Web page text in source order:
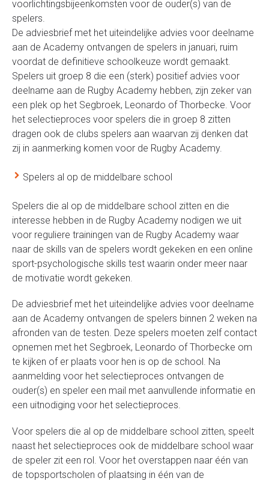
voorlichtingsbijeenkomsten voor de ouder(s) van de
spelers.
De adviesbrief met het uiteindelijke advies voor deelname
aan de Academy ontvangen de spelers in januari, ruim
voordat de definitieve schoolkeuze wordt gemaakt.
Spelers uit groep 8 die een (sterk) positief advies voor
deelname aan de Rugby Academy hebben, zijn zeker van
een plek op het Segbroek, Leonardo of Thorbecke. Voor
het selectieproces voor spelers die in groep 8 zitten
dragen ook de clubs spelers aan waarvan zij denken dat
zij in aanmerking komen voor de Rugby Academy.
Spelers al op de middelbare school
Spelers die al op de middelbare school zitten en die
interesse hebben in de Rugby Academy nodigen we uit
voor reguliere trainingen van de Rugby Academy waar
naar de skills van de spelers wordt gekeken en een online
sport-psychologische skills test waarin onder meer naar
de motivatie wordt gekeken.
De adviesbrief met het uiteindelijke advies voor deelname
aan de Academy ontvangen de spelers binnen 2 weken na
afronden van de testen. Deze spelers moeten zelf contact
opnemen met het Segbroek, Leonardo of Thorbecke om
te kijken of er plaats voor hen is op de school. Na
aanmelding voor het selectieproces ontvangen de
ouder(s) en speler een mail met aanvullende informatie en
een uitnodiging voor het selectieproces.
Voor spelers die al op de middelbare school zitten, speelt
naast het selectieproces ook de middelbare school waar
de speler zit een rol. Voor het overstappen naar één van
de topsportscholen of plaatsing in één van de